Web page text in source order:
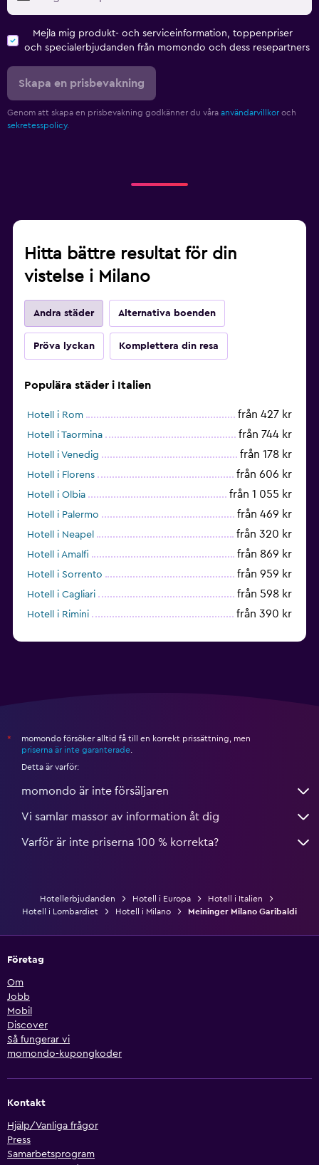
Mejla mig produkt- och serviceinformation, toppenpriser
och specialerbjudanden från momondo och dess resepartners
Skapa en prisbevakning
Genom att skapa en prisbevakning godkänner du våra användarvillkor och
sekretesspolicy.
Hitta bättre resultat för din
vistelse i Milano
Andra städer Alternativa boenden
Pröva lyckan Komplettera din resa
Populära städer i Italien
Hotell i Rom från 427 kr
Hotell i Taormina från 744 kr
Hotell i Venedig från 178 kr
Hotell i Florens från 606 kr
Hotell i Olbia från 1 055 kr
Hotell i Palermo från 469 kr
Hotell i Neapel från 320 kr
Hotell i Amalfi från 869 kr
Hotell i Sorrento från 959 kr
Hotell i Cagliari från 598 kr
Hotell i Rimini från 390 kr
*
momondo försöker alltid få till en korrekt prissättning, men
priserna är inte garanterade
Detta är varför:
momondo är inte försäljaren
Vi samlar massor av information åt dig
Varför är inte priserna 100 % korrekta?
Hotellerbjudanden Hotell i Europa
Hotell i Italien
Hotell i Lombardiet
Hotell i Milano Meininger Milano Garibaldi
Företag
Om
Jobb
Mobil
Discover
Så fungerar vi
momondo-kupongkoder
Kontakt
Hjälp/Vanliga frågor
Press
Samarbetsprogram